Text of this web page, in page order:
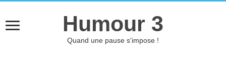
Humour 3
Quand une pause s'impose !